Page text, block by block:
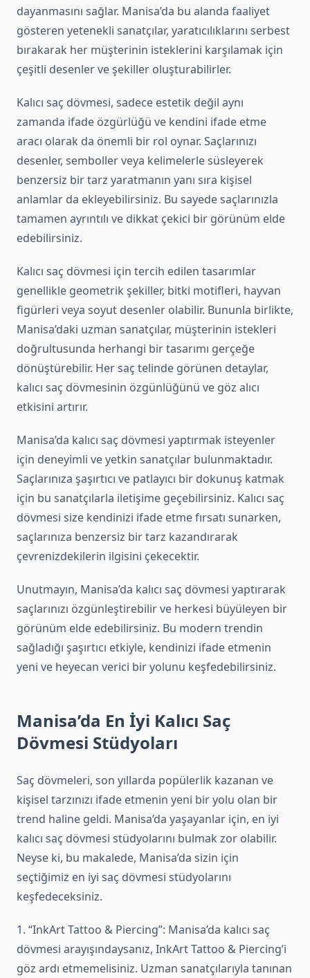
dayanmasını sağlar. Manisa’da bu alanda faaliyet
gösteren yetenekli sanatçılar, yaratıcılıklarını serbest
bırakarak her müşterinin isteklerini karşılamak için
çeşitli desenler ve şekiller oluşturabilirler.
Kalıcı saç dövmesi, sadece estetik değil aynı
zamanda ifade özgürlüğü ve kendini ifade etme
aracı olarak da önemli bir rol oynar. Saçlarınızı
desenler, semboller veya kelimelerle süsleyerek
benzersiz bir tarz yaratmanın yanı sıra kişisel
anlamlar da ekleyebilirsiniz. Bu sayede saçlarınızla
tamamen ayrıntılı ve dikkat çekici bir görünüm elde
edebilirsiniz.
Kalıcı saç dövmesi için tercih edilen tasarımlar
genellikle geometrik şekiller, bitki motifleri, hayvan
figürleri veya soyut desenler olabilir. Bununla birlikte,
Manisa’daki uzman sanatçılar, müşterinin istekleri
doğrultusunda herhangi bir tasarımı gerçeğe
dönüştürebilir. Her saç telinde görünen detaylar,
kalıcı saç dövmesinin özgünlüğünü ve göz alıcı
etkisini artırır.
Manisa’da kalıcı saç dövmesi yaptırmak isteyenler
için deneyimli ve yetkin sanatçılar bulunmaktadır.
Saçlarınıza şaşırtıcı ve patlayıcı bir dokunuş katmak
için bu sanatçılarla iletişime geçebilirsiniz. Kalıcı saç
dövmesi size kendinizi ifade etme fırsatı sunarken,
saçlarınıza benzersiz bir tarz kazandırarak
çevrenizdekilerin ilgisini çekecektir.
Unutmayın, Manisa’da kalıcı saç dövmesi yaptırarak
saçlarınızı özgünleştirebilir ve herkesi büyüleyen bir
görünüm elde edebilirsiniz. Bu modern trendin
sağladığı şaşırtıcı etkiyle, kendinizi ifade etmenin
yeni ve heyecan verici bir yolunu keşfedebilirsiniz.
Manisa’da En İyi Kalıcı Saç
Dövmesi Stüdyoları
Saç dövmeleri, son yıllarda popülerlik kazanan ve
kişisel tarzınızı ifade etmenin yeni bir yolu olan bir
trend haline geldi. Manisa’da yaşayanlar için, en iyi
kalıcı saç dövmesi stüdyolarını bulmak zor olabilir.
Neyse ki, bu makalede, Manisa’da sizin için
seçtiğimiz en iyi saç dövmesi stüdyolarını
keşfedeceksiniz.
1. “InkArt Tattoo & Piercing”: Manisa’da kalıcı saç
dövmesi arayışındaysanız, InkArt Tattoo & Piercing’i
göz ardı etmemelisiniz. Uzman sanatçılarıyla tanınan